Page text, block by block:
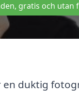
gratis och utan
en duktig